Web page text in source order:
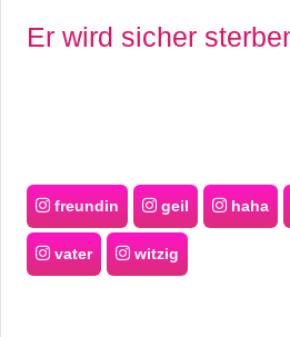
Er wird sicher
freundin geil haha
vater witzig